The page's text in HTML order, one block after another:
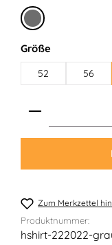
Mittelgrau
Größeauswählen
52 56
Produkt
Zum Merkzettel
Produktnummer:
hshirt-222022-